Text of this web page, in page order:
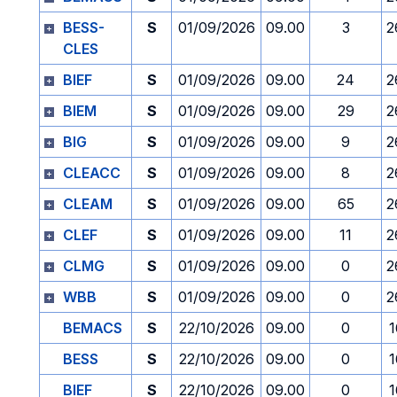
BESS-
CLES
S 01/09/2026 09.00 3
BIEF S 01/09/2026 09.00 24
BIEM
S 01/09/2026 09.00 29
BIG
S 01/09/2026 09.00 9
CLEACC
S 01/09/2026 09.00 8
CLEAM
S 01/09/2026 09.00 65
CLEF
S 01/09/2026 09.00 11
CLMG
S 01/09/2026 09.00 0
WBB
S 01/09/2026 09.00 0
BEMACS
S 22/10/2026 09.00 0
BESS
S 22/10/2026 09.00 0
BIEF
S 22/10/2026 09.00 0